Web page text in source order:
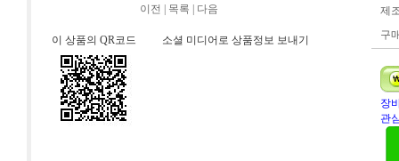
이전 목록 다음
이 상품의 QR코드 소셜 미디어로 상품정보 보내기
제
구
장
관